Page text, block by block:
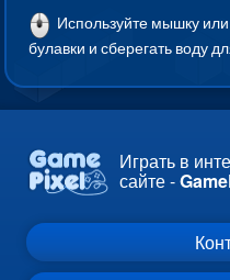
Используйте мышку
булавки и сберегать воду
Играть в
сайте -